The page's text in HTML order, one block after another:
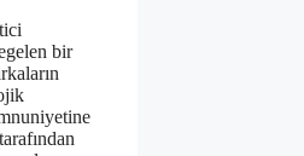
bir